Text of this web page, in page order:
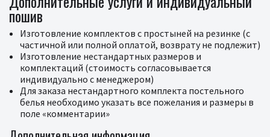
пошив
Изготовление комплектов с простыней на резинке (с
частичной или полной оплатой, возврату не подлежит)
Изготовление нестандартных размеров и
комплектаций (стоимость согласовывается
индивидуально с менеджером)
Для заказа нестандартного комплекта постельного
белья необходимо указать все пожелания и размеры в
поле «комментарии»